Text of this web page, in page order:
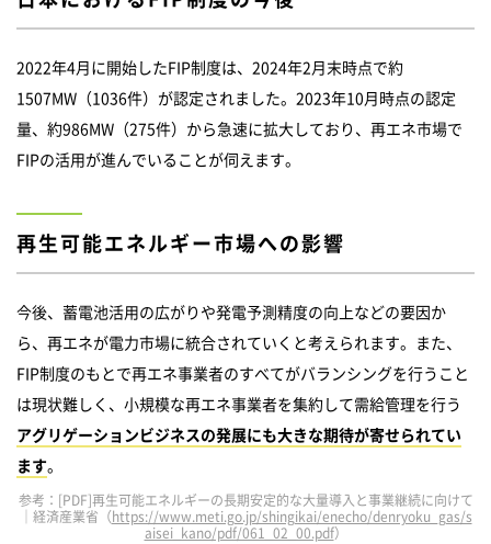
2022年4月に開始したFIP制度は、2024年2月末時点で約
1507MW（1036件）が認定されました。2023年10月時点の認定
量、約986MW（275件）から急速に拡大しており、再エネ市場で
FIPの活用が進んでいることが伺えます。
再生可能エネルギー市場への影響
今後、蓄電池活用の広がりや発電予測精度の向上などの要因か
ら、再エネが電力市場に統合されていくと考えられます。また、
FIP制度のもとで再エネ事業者のすべてがバランシングを行うこと
は現状難しく、小規模な再エネ事業者を集約して需給管理を行う
アグリゲーションビジネスの発展にも大きな期待が寄せられてい
ます。
参考：[PDF]再生可能エネルギーの長期安定的な大量導入と事業継続に向けて
｜経済産業省（https://www.meti.go.jp/shingikai/enecho/denryoku_gas/s
aisei_kano/pdf/061_02_00.pdf）